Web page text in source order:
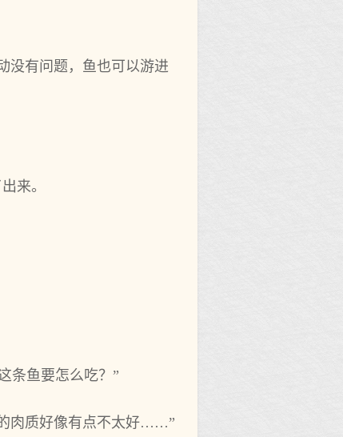
没有问题，鱼也可以游进
来。
条鱼要怎么吃？”
肉质好像有点不太好……”